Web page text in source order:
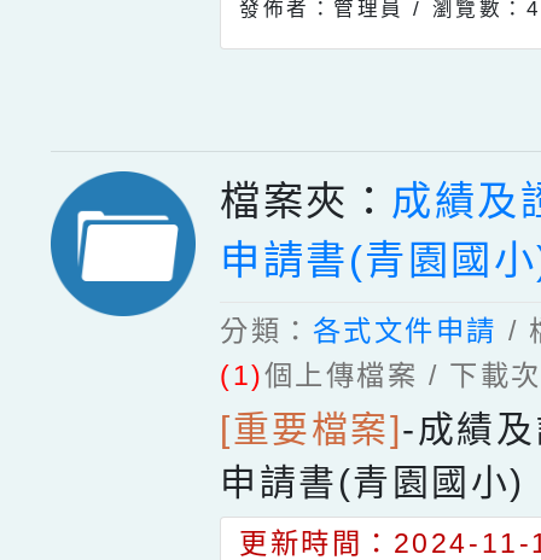
發佈者：管理員 / 瀏覽數：
檔案夾： 成績及
申請書(青園國
分類： 各式文件申請 /
(1)個上傳檔案 / 下載
[重要檔案]-成績
申請書(青園國小)
更新時間：2024-